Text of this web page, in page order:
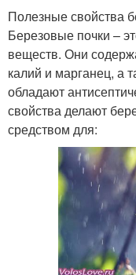
Полезные свойства
Березовые почки –
веществ. Они
калий и марганец, а
обладают
свойства делают
средством для: